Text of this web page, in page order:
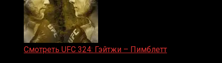
Смотреть UFC 324: Гэйтжи – Пимблетт